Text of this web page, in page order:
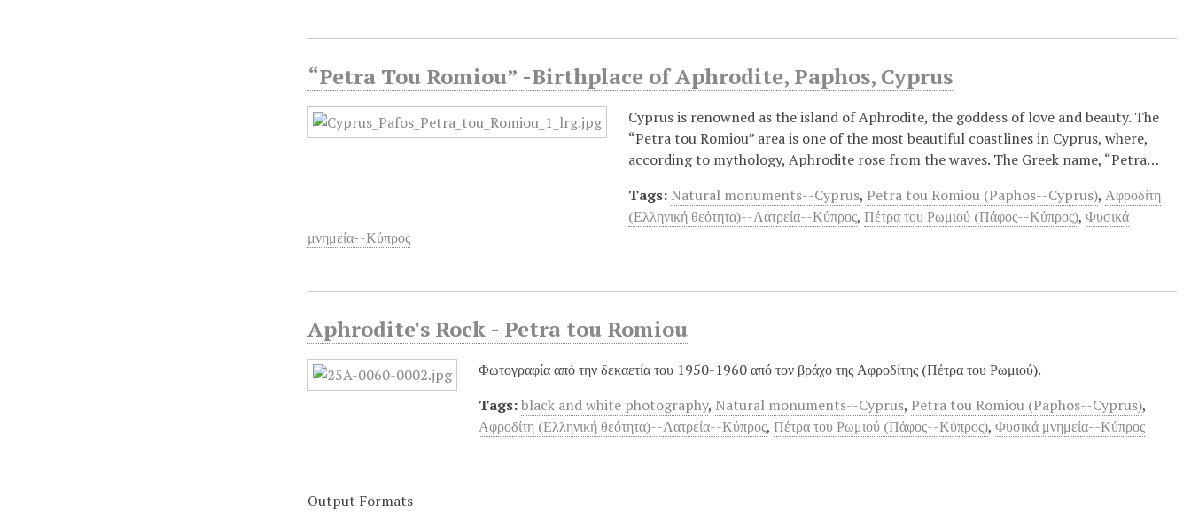
“Petra Tou Romiou” -Birthplace of Aphrodite, Paphos, Cyprus
Cyprus is renowned as the island of Aphrodite, the goddess of love and beauty. The
“Petra tou Romiou” area is one of the most beautiful coastlines in Cyprus, where,
according to mythology, Aphrodite rose from the waves. The Greek name, “Petra…
Tags: Natural monuments--Cyprus, Petra tou Romiou (Paphos--Cyprus),Αφροδίτη
(Ελληνική θεότητα)--Λατρεία--Κύπρος,Πέτρα του Ρωμιού (Πάφος--Κύπρος),Φυσικά
μνημεία--Κύπρος
Aphrodite's Rock - Petra tou Romiou
Φωτογραφία από την δεκαετία του 1950-1960 από τον βράχο της Αφροδίτης (Πέτρα του Ρωμιού).
Tags: black and white photography, Natural monuments--Cyprus, Petra tou Romiou (Paphos--Cyprus),
Αφροδίτη (Ελληνική θεότητα)--Λατρεία--Κύπρος,Πέτρα του Ρωμιού (Πάφος--Κύπρος),Φυσικά μνημεία--Κύπρος
Output Formats